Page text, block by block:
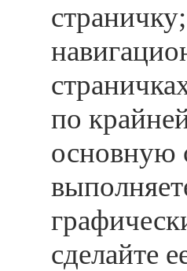
по
основную
сделайте